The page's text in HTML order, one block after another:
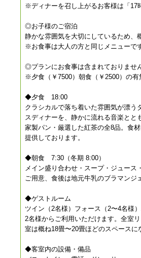
※ディナーを召し上がるお客様は「17
◎お子様のご宿泊
静かな雰囲気を大切にしているため、
※お食事は大人の方と同じメニューで
◎プランにお食事は含まれておりません
※夕食（￥7500）朝食（￥2500）の有
◆夕食 18:00
クラシカルで落ち着いた雰囲気が漂う
スディナーを、静かに流れる音楽とと
家製パン・厳選した紅茶の全8品。食
提供しております。
◆朝食 7:30（冬期 8:00）
メイン盛り合わせ・スープ・ジュー
ご用意、食後は地元牛乳のブラマンジ
◆ゲストルーム
ツイン（2名様）フォース（2〜4名様
2名様からご利用いただけます。全室
室は概ね18畳〜20畳ほどのスペースに
◆客室内の設備・備品